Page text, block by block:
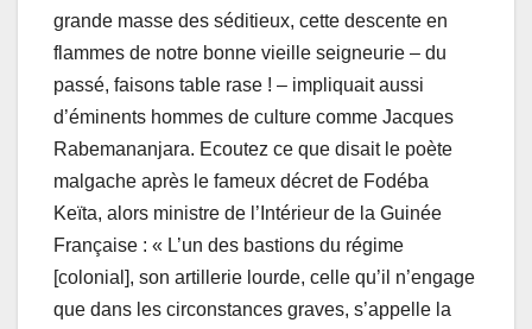
grande masse des séditieux, cette descente en
flammes de notre bonne vieille seigneurie – du
passé, faisons table rase ! – impliquait aussi
d’éminents hommes de culture comme Jacques
Rabemananjara. Ecoutez ce que disait le poète
malgache après le fameux décret de Fodéba
Keïta, alors ministre de l’Intérieur de la Guinée
Française : « L’un des bastions du régime
[colonial], son artillerie lourde, celle qu’il n’engage
que dans les circonstances graves, s’appelle la